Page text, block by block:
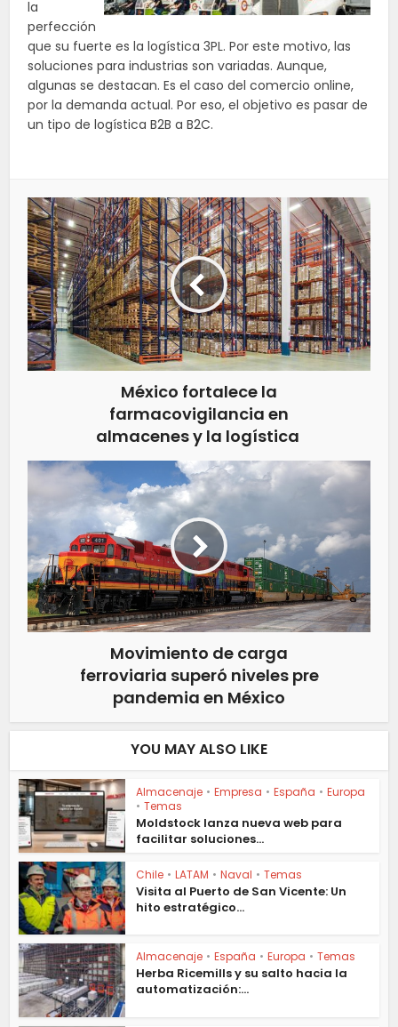
la
perfección
que su fuerte es la logística 3PL. Por este motivo, las
soluciones para industrias son variadas. Aunque,
algunas se destacan. Es el caso del comercio online,
por la demanda actual. Por eso, el objetivo es pasar de
un tipo de logística B2B a B2C.
México fortalece la
farmacovigilancia en
almacenes y la logística
Movimiento de carga
ferroviaria superó niveles pre
pandemia en México
YOU MAY ALSO LIKE
Almacenaje • Empresa • España • Europa
• Temas
Moldstock lanza nueva web para
facilitar soluciones...
Chile • LATAM • Naval • Temas
Visita al Puerto de San Vicente: Un
hito estratégico...
Almacenaje • España • Europa • Temas
Herba Ricemills y su salto hacia la
automatización:...